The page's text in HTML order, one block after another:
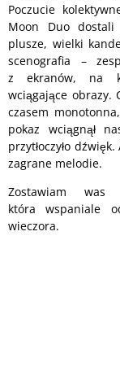
Poczucie
Moon Duo dostali
plusze, wielki
scenografia –
z ekranów, na
wciągające obrazy.
czasem
pokaz wciągnął
przytłoczyło
zagrane melodie.
Zostawiam was
która wspaniale
wieczora.